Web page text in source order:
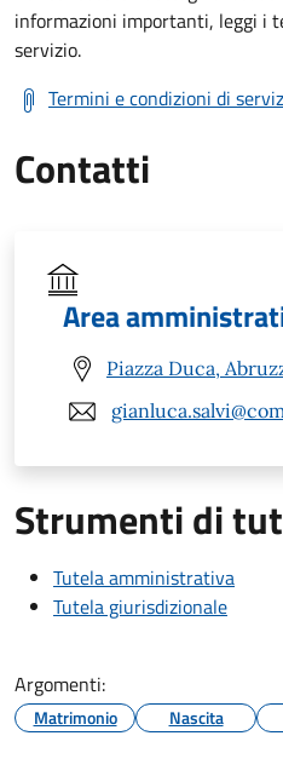
informazioni importanti, leggi i
servizio.
Termini e condizioni di
Contatti
Area
Piazza Duca,
Strumenti di
Tutela amministrativa
Tutela giurisdizionale
Argomenti:
Matrimonio Nascita